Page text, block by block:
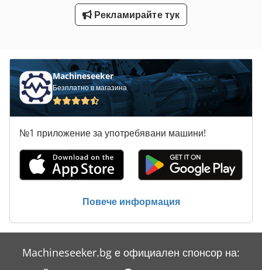
Усъвършенстване На Машина
Рекламирайте тук
Machineseeker
Безплатно в магазина
№1 приложение за употребявани машини!
Повече информация
Machineseeker.bg е официален спонсор на: